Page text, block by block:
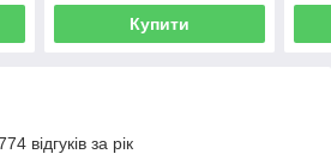
Купити
відгуків за рік